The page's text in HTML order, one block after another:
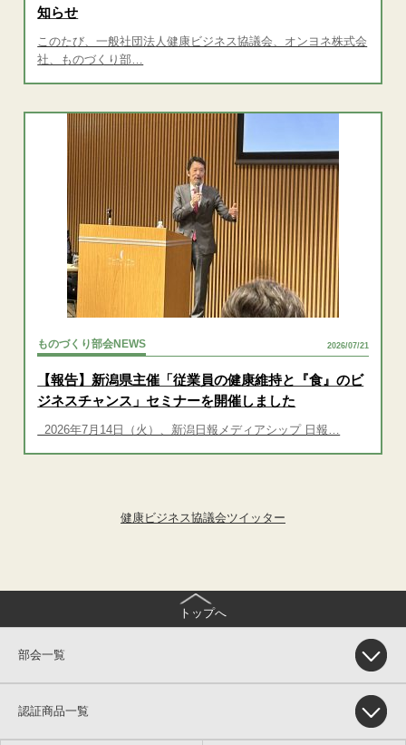
知らせ
このたび、一般社団法人健康ビジネス協議会、オンヨネ株式会
社、ものづくり部…
ものづくり部会NEWS 2026/07/21
【報告】新潟県主催「従業員の健康維持と『食』のビ
ジネスチャンス」セミナーを開催しました
2026年7月14日（火）、新潟日報メディアシップ 日報…
健康ビジネス協議会ツイッター
トップへ
部会一覧
認証商品一覧